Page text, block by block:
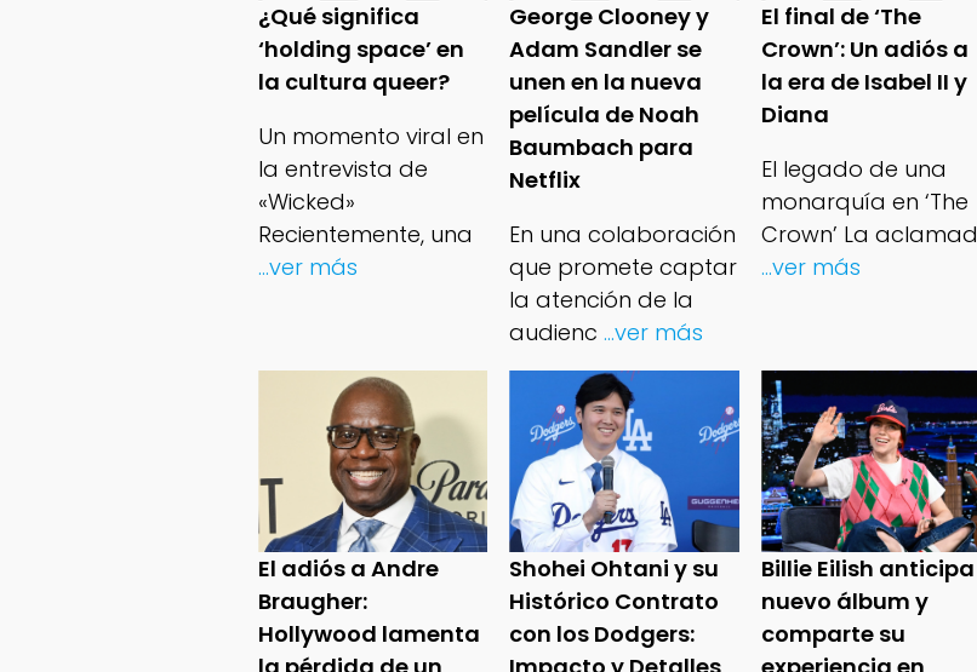
¿Qué significa
‘holding space’ en
la cultura queer?
Un momento viral en
la entrevista de
«Wicked»
Recientemente, una
...ver más
George Clooney y
Adam Sandler se
unen en la nueva
película de Noah
Baumbach para
Netflix
En una colaboración
que promete captar
la atención de la
audienc ...ver más
El final de ‘The
Crown’: Un adiós a
la era de Isabel II y
Diana
El legado de una
monarquía en ‘The
Crown’ La aclamad
...ver más
El adiós a Andre
Braugher:
Hollywood lamenta
Shohei Ohtani y su
Histórico Contrato
con los Dodgers:
Billie Eilish anticipa
nuevo álbum y
comparte su